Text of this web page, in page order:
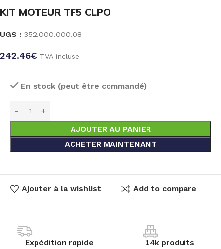
KIT MOTEUR TF5 CLPO
UGS : 352.000.000.08
242.46€ TVA incluse
En stock (peut être commandé)
AJOUTER AU PANIER
ACHETER MAINTENANT
Ajouter à la wishlist Add to compare
Expédition rapide 14k produits